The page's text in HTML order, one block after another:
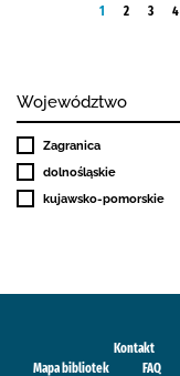
1 2 3 4
Województwo
Zagranica
dolnośląskie
kujawsko-pomorskie
Kontakt
Mapa bibliotek
FAQ